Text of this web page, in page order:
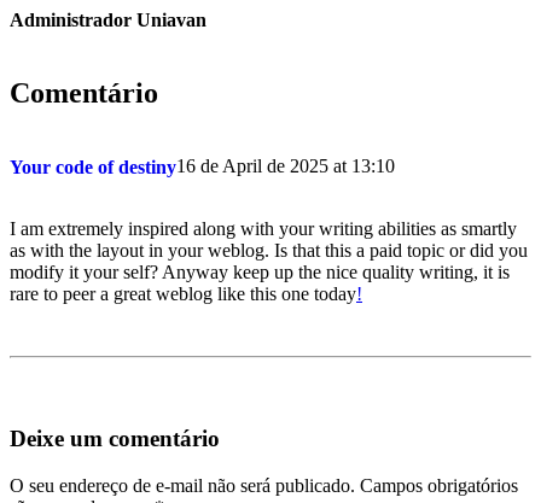
Administrador Uniavan
Comentário
Your code of destiny16 de April de 2025 at 13:10
I am extremely inspired along with your writing abilities as smartly
as with the layout in your weblog. Is that this a paid topic or did you
modify it your self? Anyway keep up the nice quality writing, it is
rare to peer a great weblog like this one today!
Deixe um comentário
O seu endereço de e-mail não será publicado. Campos obrigatórios